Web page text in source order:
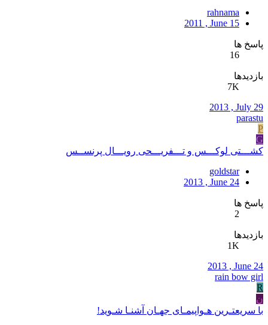
rahnama
2011 , June 15
پاسخ ها
16
بازدیدها
7K
2013 , July 29
parastu
P
G
کشـــتی لوکـــس و تـــفریـــحی رویـــال پرنســس
goldstar
2013 , June 24
پاسخ ها
2
بازدیدها
1K
2013 , June 24
rain bow girl
R
ن
با سریعتـرین هـواپیمـای جهـان آشنـا شـوید!